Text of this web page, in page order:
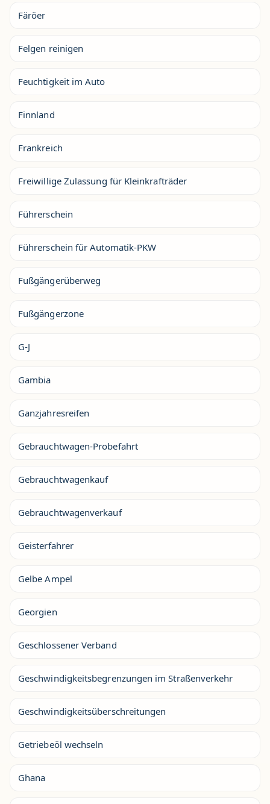
Färöer
Felgen reinigen
Feuchtigkeit im Auto
Finnland
Frankreich
Freiwillige Zulassung für Kleinkrafträder
Führerschein
Führerschein für Automatik-PKW
Fußgängerüberweg
Fußgängerzone
G-J
Gambia
Ganzjahresreifen
Gebrauchtwagen-Probefahrt
Gebrauchtwagenkauf
Gebrauchtwagenverkauf
Geisterfahrer
Gelbe Ampel
Georgien
Geschlossener Verband
Geschwindigkeitsbegrenzungen im Straßenverkehr
Geschwindigkeitsüberschreitungen
Getriebeöl wechseln
Ghana